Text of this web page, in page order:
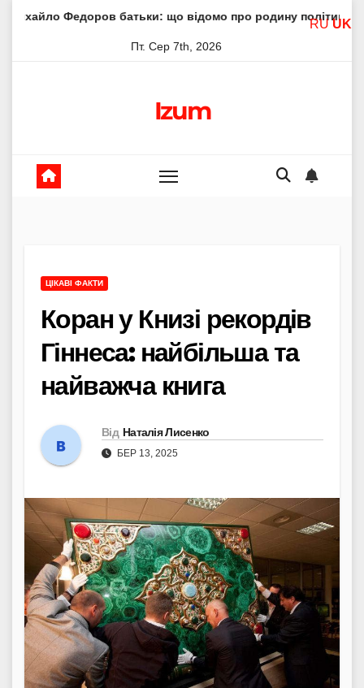
батьки: що відомо про родину політика Молитва
Пт. Сер 7th, 2026
Izum
ЦІКАВІ ФАКТИ
Коран у Книзі рекордів
Гіннеса: найбільша та
найважча книга
Від Наталія Лисенко
БЕР 13, 2025
RU UK